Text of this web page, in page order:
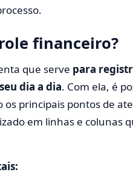
financeiro?
que serve para
dia a dia. Com ela, é
principais pontos de
em linhas e colunas